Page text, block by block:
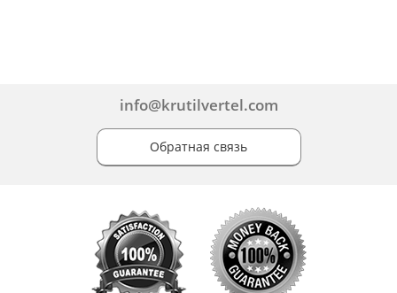
info@krutilvertel.com
Обратная связь